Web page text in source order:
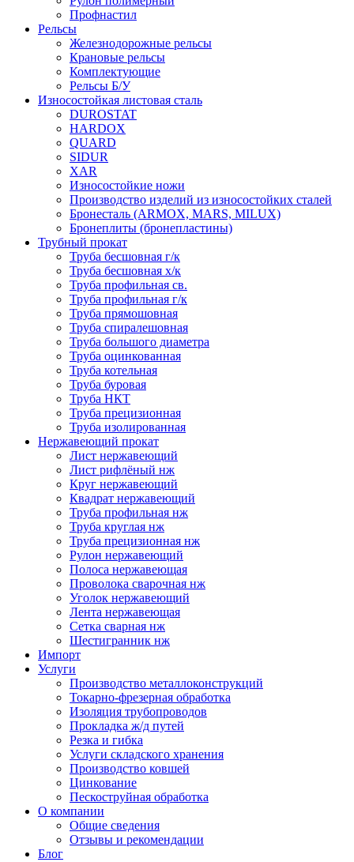
Профнастил
Рельсы
Железнодорожные рельсы
Крановые рельсы
Комплектующие
Рельсы Б/У
Износостойкая листовая сталь
DUROSTAT
HARDOX
QUARD
SIDUR
XAR
Износостойкие ножи
Производство изделий из износостойких сталей
Бронесталь (ARMOX, MARS, MILUX)
Бронеплиты (бронепластины)
Трубный прокат
Труба бесшовная г/к
Труба бесшовная х/к
Труба профильная св.
Труба профильная г/к
Труба прямошовная
Труба спиралешовная
Труба большого диаметра
Труба оцинкованная
Труба котельная
Труба буровая
Труба НКТ
Труба прецизионная
Труба изолированная
Нержавеющий прокат
Лист нержавеющий
Лист рифлёный нж
Круг нержавеющий
Квадрат нержавеющий
Труба профильная нж
Труба круглая нж
Труба прецизионная нж
Рулон нержавеющий
Полоса нержавеющая
Проволока сварочная нж
Уголок нержавеющий
Лента нержавеющая
Сетка сварная нж
Шестигранник нж
Импорт
Услуги
Производство металлоконструкций
Токарно-фрезерная обработка
Изоляция трубопроводов
Прокладка ж/д путей
Резка и гибка
Услуги складского хранения
Производство ковшей
Цинкование
Пескоструйная обработка
О компании
Общие сведения
Отзывы и рекомендации
Блог